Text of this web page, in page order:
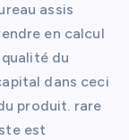
assis
en calcul
du
dans ceci
produit. rare
est